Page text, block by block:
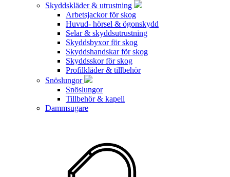
Skyddskläder & utrustning
Arbetsjackor för skog
Huvud- hörsel & ögonskydd
Selar & skyddsutrustning
Skyddsbyxor för skog
Skyddshandskar för skog
Skyddsskor för skog
Profilkläder & tillbehör
Snöslungor
Snöslungor
Tillbehör & kapell
Dammsugare